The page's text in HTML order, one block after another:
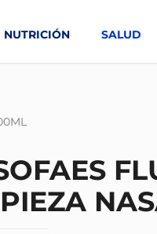
NUTRICIÓN SALUD